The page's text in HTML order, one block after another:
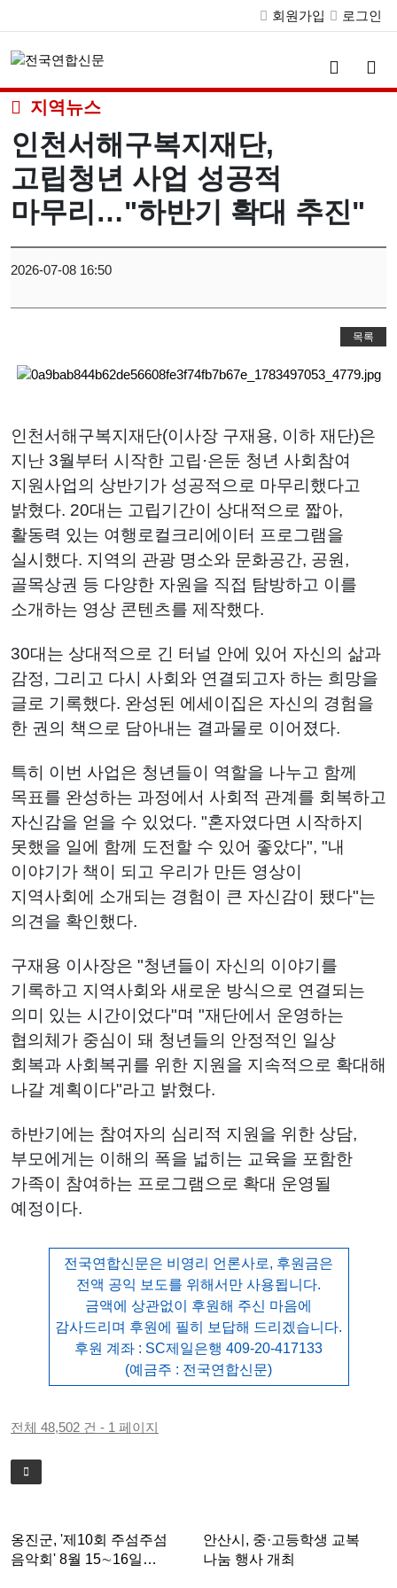
회원가입 로그인
검
색
메
뉴
지역뉴스
인천서해구복지재단,
고립청년 사업 성공적
마무리…"하반기 확대 추진"
2026-07-08 16:50
목록
인천서해구복지재단(이사장 구재용, 이하 재단)은
지난 3월부터 시작한 고립·은둔 청년 사회참여
지원사업의 상반기가 성공적으로 마무리했다고
밝혔다. 20대는 고립기간이 상대적으로 짧아,
활동력 있는 여행로컬크리에이터 프로그램을
실시했다. 지역의 관광 명소와 문화공간, 공원,
골목상권 등 다양한 자원을 직접 탐방하고 이를
소개하는 영상 콘텐츠를 제작했다.
30대는 상대적으로 긴 터널 안에 있어 자신의 삶과
감정, 그리고 다시 사회와 연결되고자 하는 희망을
글로 기록했다. 완성된 에세이집은 자신의 경험을
한 권의 책으로 담아내는 결과물로 이어졌다.
특히 이번 사업은 청년들이 역할을 나누고 함께
목표를 완성하는 과정에서 사회적 관계를 회복하고
자신감을 얻을 수 있었다. "혼자였다면 시작하지
못했을 일에 함께 도전할 수 있어 좋았다", "내
이야기가 책이 되고 우리가 만든 영상이
지역사회에 소개되는 경험이 큰 자신감이 됐다"는
의견을 확인했다.
구재용 이사장은 "청년들이 자신의 이야기를
기록하고 지역사회와 새로운 방식으로 연결되는
의미 있는 시간이었다"며 "재단에서 운영하는
협의체가 중심이 돼 청년들의 안정적인 일상
회복과 사회복귀를 위한 지원을 지속적으로 확대해
나갈 계획이다"라고 밝혔다.
하반기에는 참여자의 심리적 지원을 위한 상담,
부모에게는 이해의 폭을 넓히는 교육을 포함한
가족이 참여하는 프로그램으로 확대 운영될
예정이다.
전국연합신문은 비영리 언론사로, 후원금은
전액 공익 보도를 위해서만 사용됩니다.
금액에 상관없이 후원해 주신 마음에
감사드리며 후원에 필히 보답해 드리겠습니다.
후원 계좌 : SC제일은행 409-20-417133
(예금주 : 전국연합신문)
전체 48,502 건 - 1 페이지
옹진군, '제10회 주섬주섬
음악회' 8월 15∼16일…
안산시, 중·고등학생 교복
나눔 행사 개최